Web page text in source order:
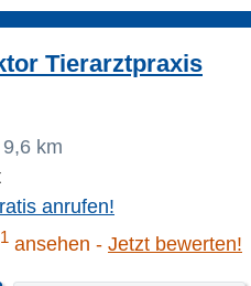
Tierarztpraxis
9,6 km
anrufen!
1 ansehen Jetzt bewerten!